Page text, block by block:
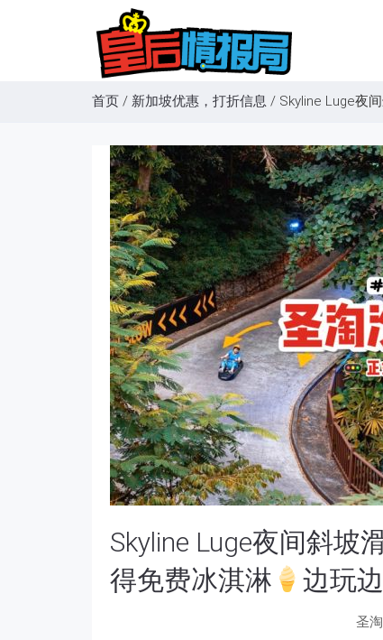
首页 / 新加坡优惠，打折信息 / Skyline Luge夜
Skyline Luge夜间斜坡
得免费冰淇淋
边玩
圣